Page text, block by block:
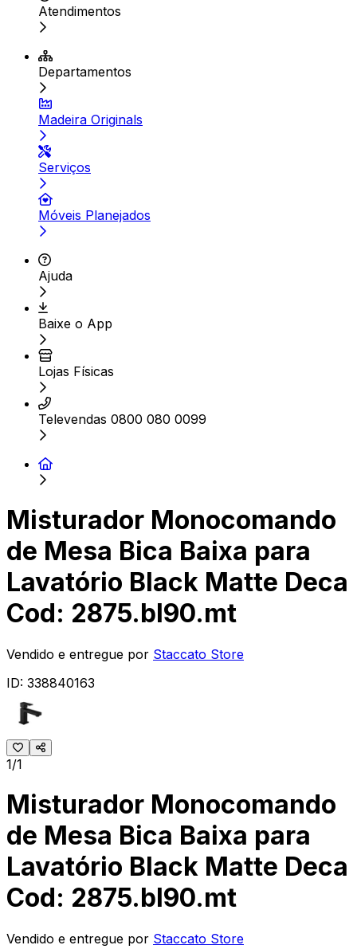
Atendimentos
Departamentos
Madeira Originals
Serviços
Móveis Planejados
Ajuda
Baixe o App
Lojas Físicas
Televendas 0800 080 0099
Misturador Monocomando
de Mesa Bica Baixa para
Lavatório Black Matte Deca
Cod: 2875.bl90.mt
Vendido e entregue por Staccato Store
ID: 338840163
1/1
Misturador Monocomando
de Mesa Bica Baixa para
Lavatório Black Matte Deca
Cod: 2875.bl90.mt
Vendido e entregue por Staccato Store